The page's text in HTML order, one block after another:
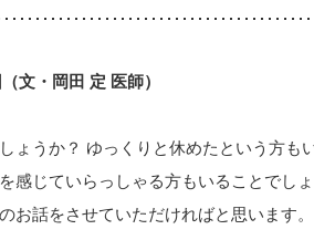
文・岡田 定 医師）
ょうか？ ゆっくりと休めたという方も
感じていらっしゃる方もいることでし
話をさせていただければと思います。